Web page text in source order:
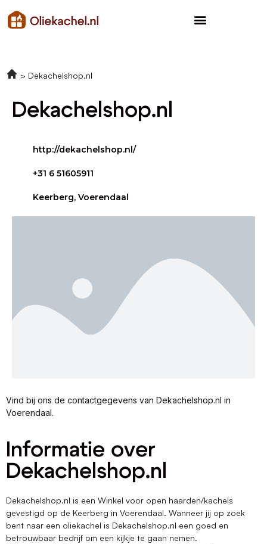
Dekachelshop.nl
Dekachelshop.nl
http://dekachelshop.nl/
+31 6 51605911
Keerberg, Voerendaal
Vind bij ons de contactgegevens van Dekachelshop.nl in
Voerendaal.
Informatie over
Dekachelshop.nl
Dekachelshop.nl is een Winkel voor open haarden/kachels
gevestigd op de Keerberg in Voerendaal. Wanneer jij op zoek
bent naar een oliekachel is Dekachelshop.nl een goed en
betrouwbaar bedrijf om een kijkje te gaan nemen.